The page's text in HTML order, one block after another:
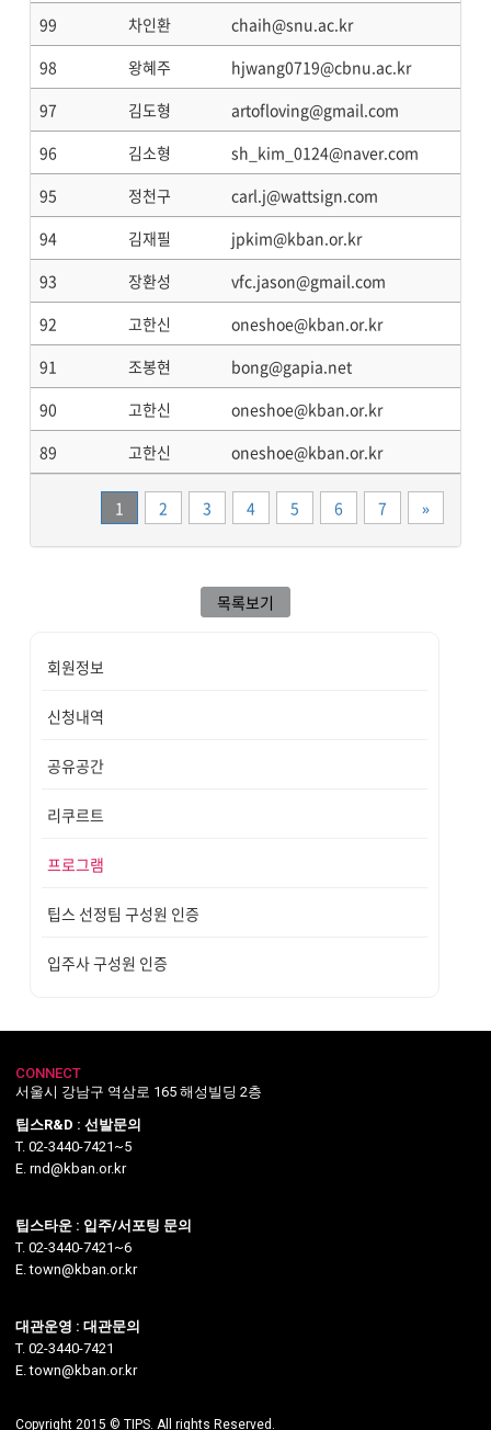
99
차인환 chaih@snu.ac.kr
98
왕혜주 hjwang0719@cbnu.ac.kr
97
김도형 artofloving@gmail.com
96
김소형 sh_kim_0124@naver.com
95
정천구 carl.j@wattsign.com
94
김재필 jpkim@kban.or.kr
93
장환성 vfc.jason@gmail.com
92
고한신 oneshoe@kban.or.kr
91
조봉현 bong@gapia.net
90
고한신 oneshoe@kban.or.kr
89
고한신 oneshoe@kban.or.kr
1 2 3 4 5 6 7 »끝
목록보기
회원정보
신청내역
공유공간
리쿠르트
프로그램
팁스 선정팀 구성원 인증
입주사 구성원 인증
CONNECT
서울시 강남구 역삼로 165 해성빌딩 2층
팁스R&D : 선발문의
T. 02-3440-7421~5
E. rnd@kban.or.kr
팁스타운 : 입주/서포팅 문의
T. 02-3440-7421~6
E. town@kban.or.kr
대관운영 : 대관문의
T. 02-3440-7421
E. town@kban.or.kr
Copyright 2015 © TIPS. All rights Reserved.